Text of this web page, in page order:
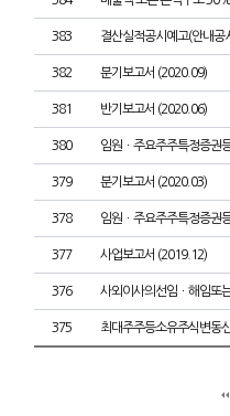
383 결산실적공시예고(안내공
382 분기보고서 (2020.09)
381 반기보고서 (2020.06)
380 임원ㆍ주요주주특정증권
379 분기보고서 (2020.03)
378 임원ㆍ주요주주특정증권
377 사업보고서 (2019.12)
376 사외이사의선임ㆍ해임또
375 최대주주등소유주식변동